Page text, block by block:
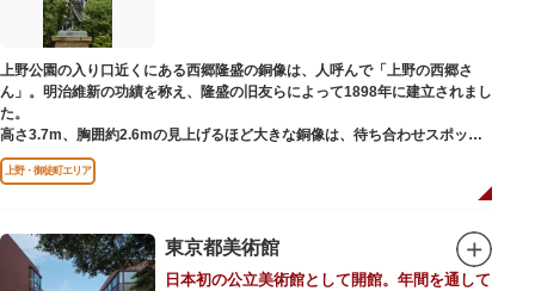
上野公園の入り口近くにある西郷隆盛の銅像は、人呼んで「上野の西郷さ
ん」。明治維新の功績を称え、隆盛の旧友らによって1898年に建立されまし
た。
高さ3.7m、胸囲約2.6mの見上げるほど大きな銅像は、待ち合わせスポット
やフォトスポットとして親しまれています。彫刻家、高村光雲によって作ら
れた像は、愛犬のツンと一緒にうさぎ狩りに出かけているところだそう。
上野公園にお立ち寄りの際は、ぜひ「上野の西郷さん」と写真撮影を楽しん
上野・御徒町エリア
東京都美術館
日本初の公立美術館として開館。年間を通して